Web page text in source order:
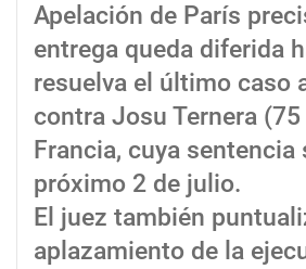
Apelación de París
entrega queda diferida
resuelva el último caso
contra Josu Ternera
Francia, cuya sentencia
próximo 2 de julio.
El juez también
aplazamiento de la